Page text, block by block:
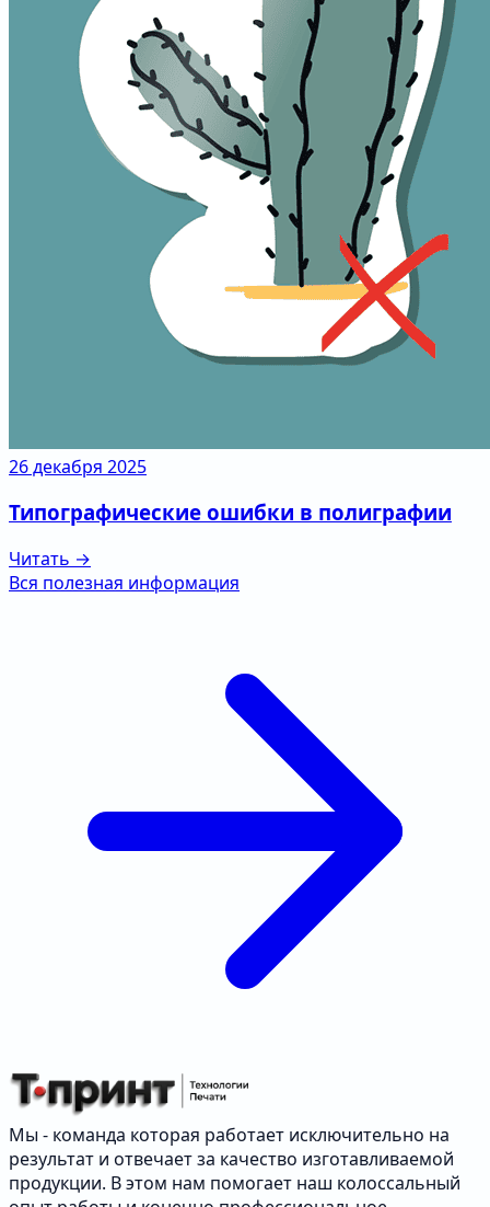
26 декабря 2025
Типографические ошибки в полиграфии
Читать →
Вся полезная информация
Мы - команда которая работает исключительно на
результат и отвечает за качество изготавливаемой
продукции. В этом нам помогает наш колоссальный